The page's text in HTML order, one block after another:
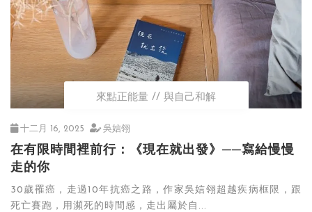
來點正能量 與自己和解
十二月 16, 2025 吳娮翎
在有限時間裡前行：《現在就出發》──寫給慢慢
走的你
30歲罹癌，走過10年抗癌之路，作家吳娮翎超越疾病框限，跟
死亡賽跑，用瀕死的時間感，走出屬於自...